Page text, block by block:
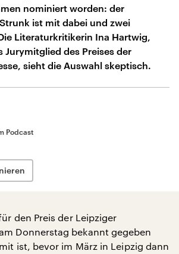
nominiert worden: der
ist mit dabei und zwei
Literaturkritikerin Ina Hartwig,
Jurymitglied des Preises der
sieht die Auswahl skeptisch.
Podcast
den Preis der Leipziger
Donnerstag bekannt gegeben
ist, bevor im März in Leipzig dann